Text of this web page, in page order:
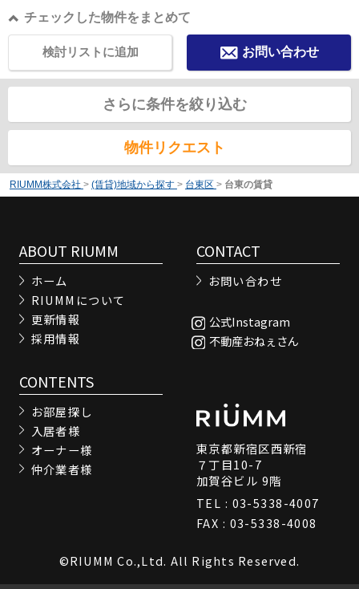
チェックした物件をまとめて
お問い合わせ
検討リストに追加
さらに条件を絞り込む
物件リクエスト
RIUMM株式会社 > (賃貸)地域から探す > 台東区 > 台東の賃貸
ABOUT RIUMM
ホーム
RIUMMについて
更新情報
採用情報
CONTACT
お問い合わせ
公式Instagram
不動産おねぇさん
CONTENTS
お部屋探し
入居者様
オーナー様
仲介業者様
東京都新宿区西新宿
７丁目10-7
加賀谷ビル 9階
TEL : 03-5338-4007
FAX : 03-5338-4008
©RIUMM Co.,Ltd. All Rights Reserved.